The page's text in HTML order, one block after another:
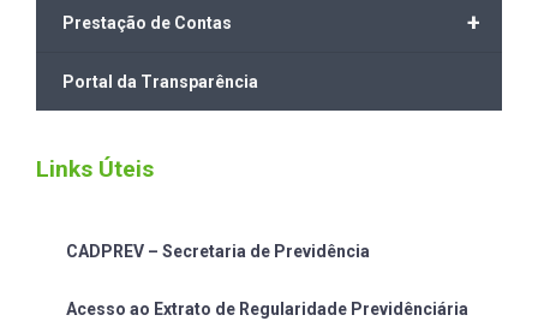
+
Prestação de Contas
Portal da Transparência
Links Úteis
CADPREV – Secretaria de Previdência
Acesso ao Extrato de Regularidade Previdênciária